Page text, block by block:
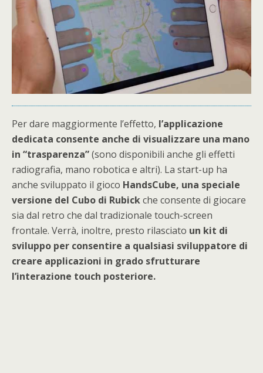
Per dare maggiormente l’effetto, l’applicazione
dedicata consente anche di visualizzare una mano
in “trasparenza”(sono disponibili anche gli effetti
radiografia, mano robotica e altri). La start-up ha
anche sviluppato il gioco HandsCube, una speciale
versione del Cubo di Rubickche consente di giocare
sia dal retro che dal tradizionale touch-screen
frontale. Verrà, inoltre, presto rilasciato un kit di
sviluppo per consentire a qualsiasi sviluppatore di
creare applicazioni in grado sfrutturare
l’interazione touch posteriore.